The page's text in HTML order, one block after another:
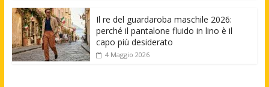
Il re del guardaroba maschile 2026:
perché il pantalone fluido in lino è il
capo più desiderato
4 Maggio 2026